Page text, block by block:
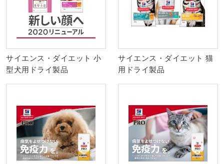
サイエンス・ダイエット 小
型犬用ドライ製品
サイエンス・ダイエット 猫
用ドライ製品